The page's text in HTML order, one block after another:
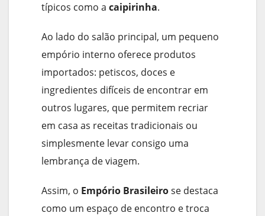
típicos como a caipirinha.
Ao lado do salão principal, um pequeno
empório interno oferece produtos
importados: petiscos, doces e
ingredientes difíceis de encontrar em
outros lugares, que permitem recriar
em casa as receitas tradicionais ou
simplesmente levar consigo uma
lembrança de viagem.
Assim, o Empório Brasileirose destaca
como um espaço de encontro e troca